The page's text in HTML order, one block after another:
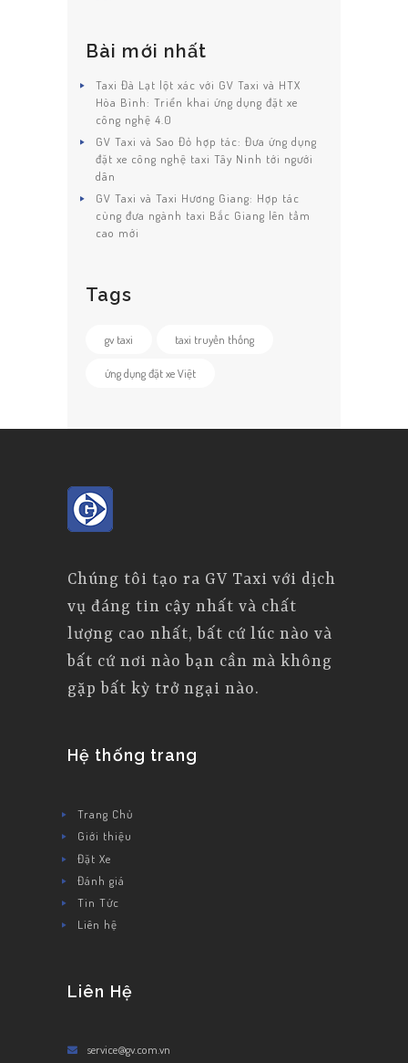
ĐÁNH GIÁ
Bài mới nhất
Taxi Đà Lạt lột xác với GV Taxi và HTX
Hòa Bình: Triển khai ứng dụng đặt xe
công nghệ 4.0
GV Taxi và Sao Đỏ hợp tác: Đưa ứng dụng
đặt xe công nghệ taxi Tây Ninh tới ngưới
dân
GV Taxi và Taxi Hương Giang: Hợp tác
cùng đưa ngành taxi Bắc Giang lên tầm
cao mới
Tags
gv taxi taxi truyền thống
ứng dụng đặt xe Việt
Chúng tôi tạo ra GV Taxi với dịch
vụ đáng tin cậy nhất và chất
lượng cao nhất, bất cứ lúc nào và
bất cứ nơi nào bạn cần mà không
gặp bất kỳ trở ngại nào.
Hệ thống trang
Trang Chủ
Giới thiệu
Đặt Xe
Đánh giá
Tin Tức
Liên hệ
Liên Hệ
service@gv.com.vn